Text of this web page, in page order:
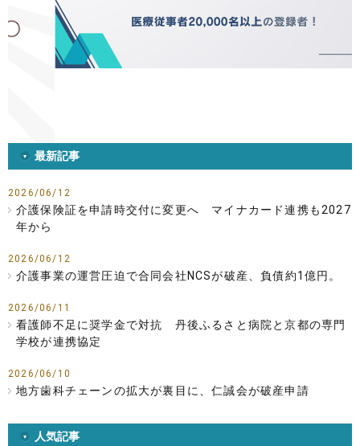
最新記事
2026/06/12
介護保険証を申請時交付に変更へ マイナカード連携も2027
年から
2026/06/12
介護事業の運営圧迫で合同会社NCSが破産、負債約1億円。
2026/06/11
看護師不足に奨学金で対抗 丹後ふるさと病院と京都の専門
学校が連携協定
2026/06/10
地方歯科チェーンの拡大が裏目に、仁誠会が破産申請
人気記事